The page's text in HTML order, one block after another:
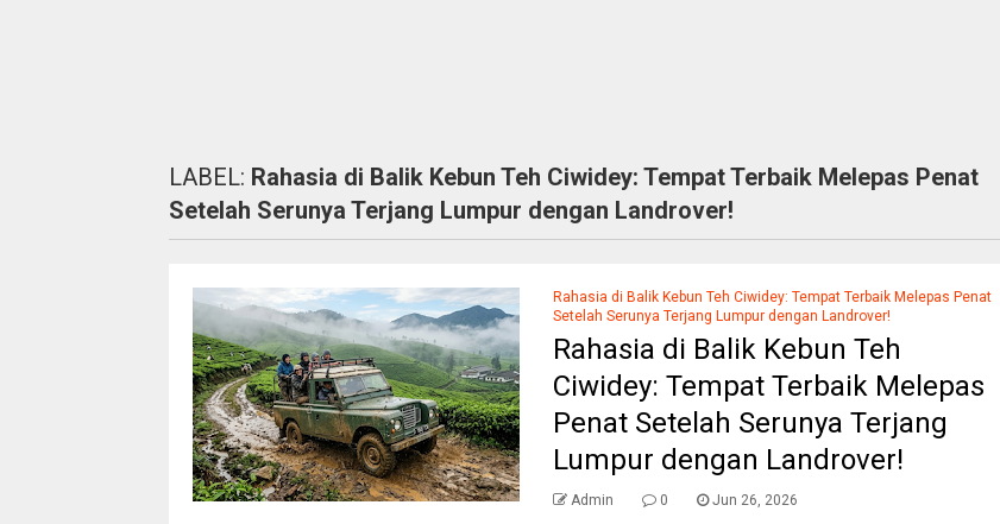
LABEL: Rahasia di Balik Kebun Teh Ciwidey: Tempat Terbaik Melepas Penat
Setelah Serunya Terjang Lumpur dengan Landrover!
Rahasia di Balik Kebun Teh Ciwidey: Tempat Terbaik Melepas Penat
Setelah Serunya Terjang Lumpur dengan Landrover!
Rahasia di Balik Kebun Teh
Ciwidey: Tempat Terbaik Melepas
Penat Setelah Serunya Terjang
Lumpur dengan Landrover!
Admin 0 Jun 26, 2026